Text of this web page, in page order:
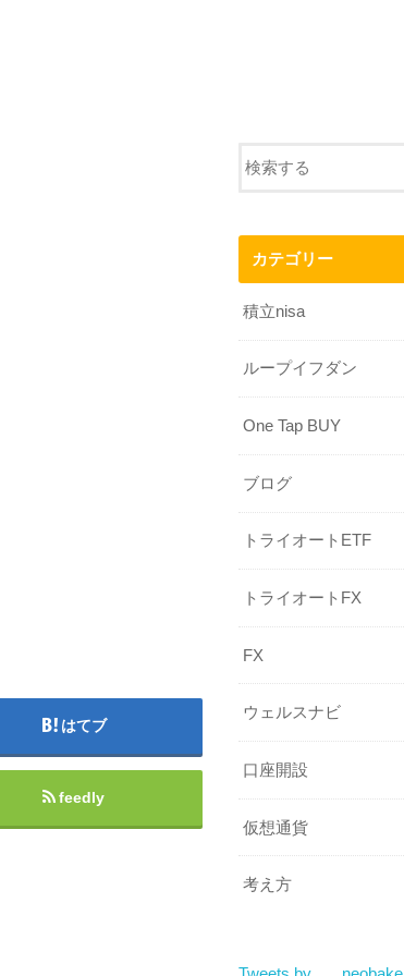
はてブ
feedly
カテゴリー
積立nisa
ループイフダン
One Tap BUY
ブログ
トライオートETF
トライオートFX
FX
ウェルスナビ
口座開設
仮想通貨
考え方